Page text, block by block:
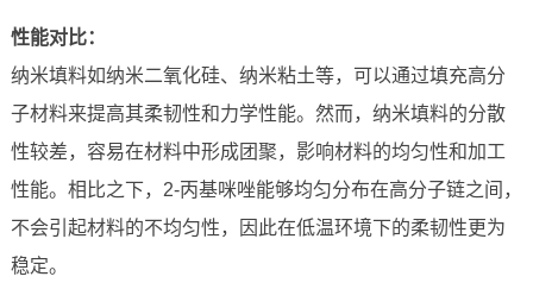
性能对比：
纳米填料如纳米二氧化硅、纳米粘土等，可以通过填充高分
子材料来提高其柔韧性和力学性能。然而，纳米填料的分散
性较差，容易在材料中形成团聚，影响材料的均匀性和加工
性能。相比之下，2-丙基咪唑能够均匀分布在高分子链之间，
不会引起材料的不均匀性，因此在低温环境下的柔韧性更为
稳定。